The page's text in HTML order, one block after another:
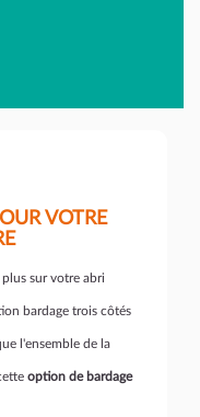
VOTRE
sur votre abri
bardage trois côtés
l'ensemble de la
option de bardage